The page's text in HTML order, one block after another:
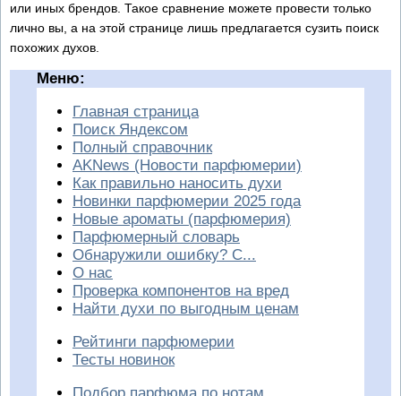
или иных брендов. Такое сравнение можете провести только
лично вы, а на этой странице лишь предлагается сузить поиск
похожих духов.
Меню:
Главная страница
Поиск Яндексом
Полный справочник
AKNews (Новости парфюмерии)
Как правильно наносить духи
Новинки парфюмерии 2025 года
Новые ароматы (парфюмерия)
Парфюмерный словарь
Обнаружили ошибку? С...
О нас
Проверка компонентов на вред
Найти духи по выгодным ценам
Рейтинги парфюмерии
Тесты новинок